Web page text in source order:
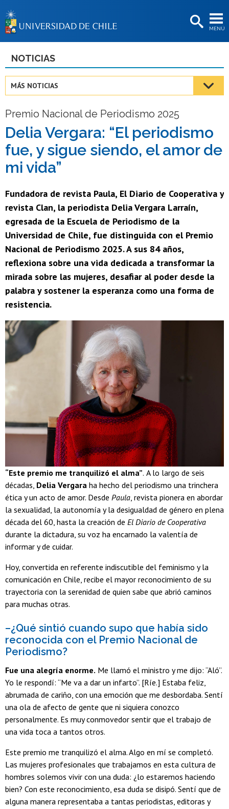
MENÚ
BIBLIOTECAS
Estudiantes
Académicas/os
Funcionarias/os
Egresadas/os
NOTICIAS
MÁS NOTICIAS
Premio Nacional de Periodismo 2025
Delia Vergara: “El periodismo
fue, y sigue siendo, el amor de
mi vida”
Fundadora de revista Paula, El Diario de Cooperativa y
revista Clan, la periodista Delia Vergara Larraín,
egresada de la Escuela de Periodismo de la
Universidad de Chile, fue distinguida con el Premio
Nacional de Periodismo 2025. A sus 84 años,
reflexiona sobre una vida dedicada a transformar la
mirada sobre las mujeres, desafiar al poder desde la
palabra y sostener la esperanza como una forma de
resistencia.
“Este premio me tranquilizó el alma”. A lo largo de seis
décadas, Delia Vergara ha hecho del periodismo una trinchera
ética y un acto de amor. Desde Paula, revista pionera en abordar
la sexualidad, la autonomía y la desigualdad de género en plena
década del 60, hasta la creación de El Diario de Cooperativa
durante la dictadura, su voz ha encarnado la valentía de
informar y de cuidar.
Hoy, convertida en referente indiscutible del feminismo y la
comunicación en Chile, recibe el mayor reconocimiento de su
trayectoria con la serenidad de quien sabe que abrió caminos
para muchas otras.
–¿Qué sintió cuando supo que había sido
reconocida con el Premio Nacional de
Periodismo?
Fue una alegría enorme. Me llamó el ministro y me dijo: “Aló”.
Yo le respondí: “Me va a dar un infarto”. [Ríe.] Estaba feliz,
abrumada de cariño, con una emoción que me desbordaba. Sentí
una ola de afecto de gente que ni siquiera conozco
personalmente. Es muy conmovedor sentir que el trabajo de
una vida toca a tantos otros.
Este premio me tranquilizó el alma. Algo en mí se completó.
Las mujeres profesionales que trabajamos en esta cultura de
hombres solemos vivir con una duda: ¿lo estaremos haciendo
bien? Con este reconocimiento, esa duda se disipó. Sentí que de
alguna manera representaba a tantas periodistas, editoras y